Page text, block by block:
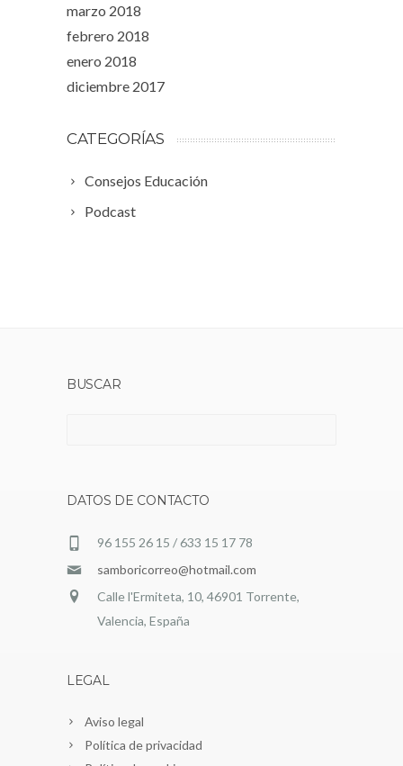
marzo 2018
febrero 2018
enero 2018
diciembre 2017
CATEGORÍAS
Consejos Educación
Podcast
BUSCAR
DATOS DE CONTACTO
96 155 26 15 / 633 15 17 78
samboricorreo@hotmail.com
Calle l'Ermiteta, 10, 46901 Torrente,
Valencia, España
LEGAL
Aviso legal
Política de privacidad